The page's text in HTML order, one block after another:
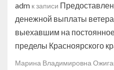
adm к записи
денежной выплаты
выехавшим на
пределы Красноярского
Марина Владимировна